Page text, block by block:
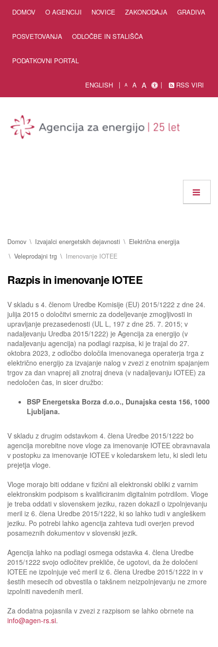
DOMOV O AGENCIJI NOVICE ZAKONODAJA GRADIVA
POSVETOVANJA ODLOČBE IN STALIŠČA
PODATKOVNI PORTAL
ENGLISH A A A RSS VIRI
Domov Izvajalci energetskih dejavnosti
Električna energija
Veleprodajni trg
Imenovanje IOTEE
Razpis in imenovanje IOTEE
V skladu s 4. členom Uredbe Komisije (EU) 2015/1222 z dne 24.
julija 2015 o določitvi smernic za dodeljevanje zmogljivosti in
upravljanje prezasedenosti (UL L, 197 z dne 25. 7. 2015; v
nadaljevanju Uredba 2015/1222) je Agencija za energijo (v
nadaljevanju agencija) na podlagi razpisa, ki je trajal do 27.
oktobra 2023, z odločbo določila imenovanega operaterja trga z
električno energijo za izvajanje nalog v zvezi z enotnim spajanjem
trgov za dan vnaprej ali znotraj dneva (v nadaljevanju IOTEE) za
nedoločen čas, in sicer družbo:
BSP Energetska Borza d.o.o., Dunajska cesta 156, 1000
Ljubljana.
V skladu z drugim odstavkom 4. člena Uredbe 2015/1222 bo
agencija morebitne nove vloge za imenovanje IOTEE obravnavala
v postopku za imenovanje IOTEE v koledarskem letu, ki sledi letu
prejetja vloge.
Vloge morajo biti oddane v fizični ali elektronski obliki z varnim
elektronskim podpisom s kvalificiranim digitalnim potrdilom. Vloge
je treba oddati v slovenskem jeziku, razen dokazil o izpolnjevanju
meril iz 6. člena Uredbe 2015/1222, ki so lahko tudi v angleškem
jeziku. Po potrebi lahko agencija zahteva tudi overjen prevod
posameznih dokumentov v slovenski jezik.
Agencija lahko na podlagi osmega odstavka 4. člena Uredbe
2015/1222 svojo odločitev prekliče, če ugotovi, da že določeni
IOTEE ne izpolnjuje več meril iz 6. člena Uredbe 2015/1222 in v
šestih mesecih od obvestila o takšnem neizpolnjevanju ne zmore
izpolniti navedenih meril.
Za dodatna pojasnila v zvezi z razpisom se lahko obrnete na
info@agen-rs.si.